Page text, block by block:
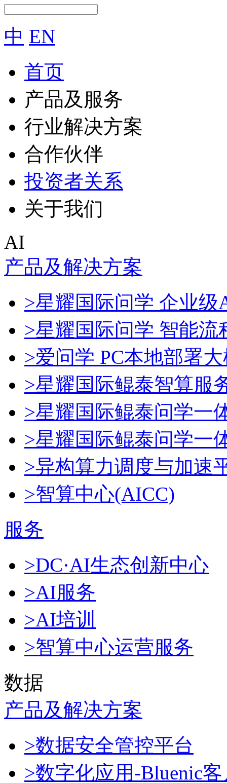
中 EN
首页
产品及服务
行业解决方案
合作伙伴
投资者关系
关于我们
AI
产品及解决方案
>星耀国际问学 企业级
>星耀国际问学 智能流
>爱问学 PC本地部署
>星耀国际鲲泰智算服
>星耀国际鲲泰问学一
>星耀国际鲲泰问学一
>异构算力调度与加速
>智算中心(AICC)
服务
>DC·AI生态创新中心
>AI服务
>AI培训
>智算中心运营服务
数据
产品及解决方案
>数据安全管控平台
>数字化应用-Bluenic